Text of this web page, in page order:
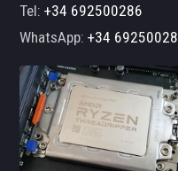
Tel:+34 692500286
WhatsApp:+34